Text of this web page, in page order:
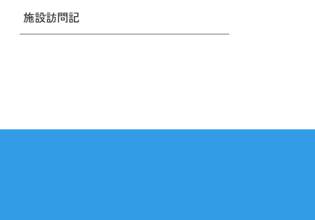
施設訪問記